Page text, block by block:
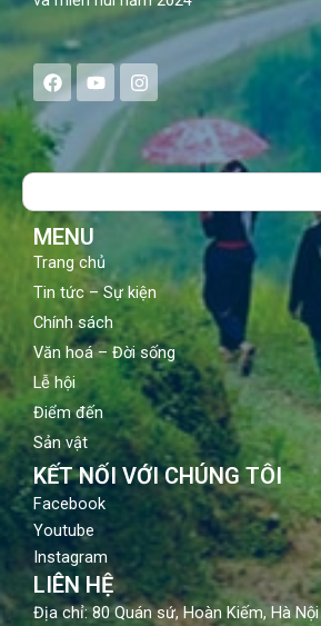
F
a
e
b
o
Y
o
t
u
b
I
n
s
a
g
Search
MENU
Trang chủ
Tin tức – Sự kiện
Chính sách
Văn hoá – Đời sống
Lễ hội
Điểm đến
Sản vật
KẾT NỐI VỚI CHÚNG TÔI
Facebook
Youtube
Instagram
LIÊN HỆ
Địa chỉ: 80 Quán sứ, Hoàn Kiếm, Hà Nội